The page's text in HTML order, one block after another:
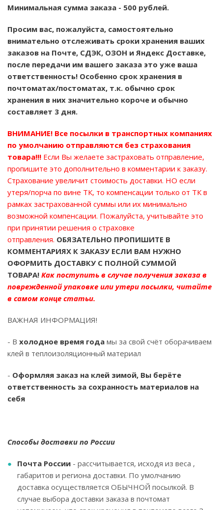
Минимальная сумма заказа - 500 рублей.
Просим вас, пожалуйста, самостоятельно
внимательно отслеживать сроки хранения ваших
заказов на Почте, СДЭК, ОЗОН и Яндекс Доставке,
после передачи им вашего заказа это уже ваша
ответственность! Особенно срок хранения в
почтоматах/постоматах, т.к. обычно срок
хранения в них значительно короче и обычно
составляет 3 дня.
ВНИМАНИЕ! Все посылки в транспортных компаниях
по умолчанию отправляются без страхования
товара!!! Если Вы желаете застраховать отправление,
пропишите это дополнительно в комментарии к заказу.
Страхование увеличит стоимость доставки. НО если
утеря/порча по вине ТК, то компенсации только от ТК в
рамках застрахованной суммы или их минимально
возможной компенсации. Пожалуйста, учитывайте это
при принятии решения о страховке
отправления. ОБЯЗАТЕЛЬНО ПРОПИШИТЕ В
КОММЕНТАРИЯХ К ЗАКАЗУ ЕСЛИ ВАМ НУЖНО
ОФОРМИТЬ ДОСТАВКУ С ПОЛНОЙ СУММОЙ
ТОВАРА! Как поступить в случае получения заказа в
поврежденной упаковке или утери посылки, читайте
в самом конце статьи.
ВАЖНАЯ ИНФОРМАЦИЯ!
- В холодное время года мы за свой счёт оборачиваем
клей в теплоизоляционный материал
- Оформляя заказ на клей зимой, Вы берёте
ответственность за сохранность материалов на
себя
Способы доставки по России
Почта России - рассчитывается, исходя из веса ,
габаритов и региона доставки. По умолчанию
доставка осуществляется ОБЫЧНОЙ посылкой. В
случае выбора доставки заказа в почтомат